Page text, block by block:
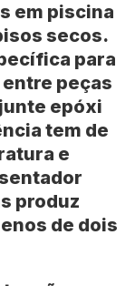
em piscina
secos.
para
peças
epóxi
tem de
e
produz
de dois